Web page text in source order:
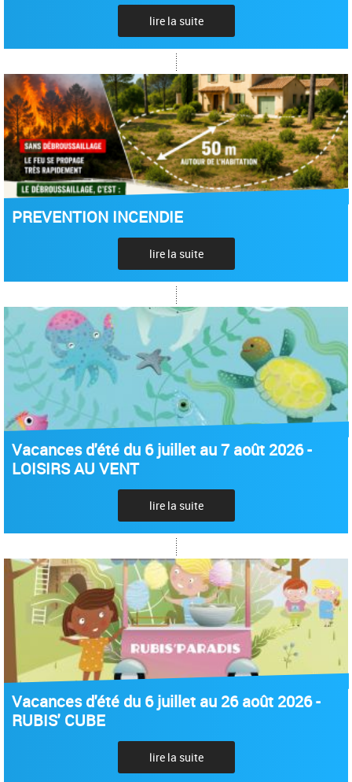
lire la suite
PREVENTION INCENDIE
lire la suite
Vacances d'été du 6 juillet au 7 août 2026 -
LOISIRS AU VENT
lire la suite
Vacances d'été du 6 juillet au 26 août 2026 -
RUBIS' CUBE
lire la suite